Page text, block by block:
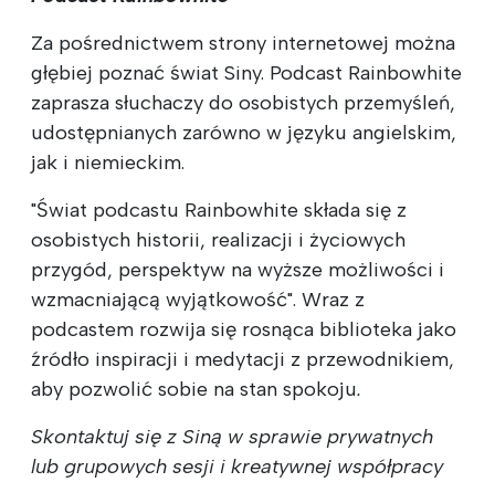
Za pośrednictwem strony internetowej można
głębiej poznać świat Siny. Podcast Rainbowhite
zaprasza słuchaczy do osobistych przemyśleń,
udostępnianych zarówno w języku angielskim,
jak i niemieckim.
"Świat podcastu Rainbowhite składa się z
osobistych historii, realizacji i życiowych
przygód, perspektyw na wyższe możliwości i
wzmacniającą wyjątkowość". Wraz z
podcastem rozwija się rosnąca biblioteka jako
źródło inspiracji i medytacji z przewodnikiem,
aby pozwolić sobie na stan spokoju.
Skontaktuj się z Siną w sprawie prywatnych
lub grupowych sesji i kreatywnej współpracy